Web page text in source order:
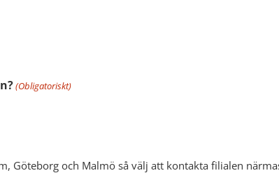
(Obligatoriskt)
Göteborg och Malmö så välj att kontakta filialen